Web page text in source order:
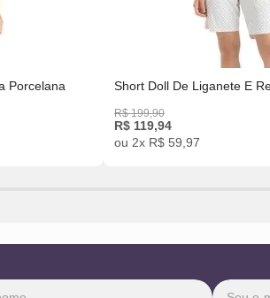
Porcelana Short Doll De Liganete E
R$ 199,90
R$ 119,94
ou 2x R$ 59 97